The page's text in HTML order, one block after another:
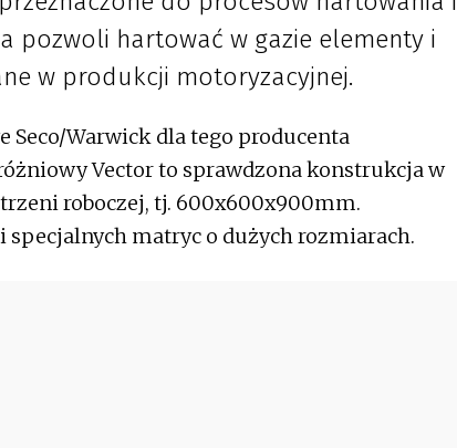
pozwoli hartować w gazie elementy i
w produkcji motoryzacyjnej.
Seco/Warwick dla tego producenta
Vector to sprawdzona konstrukcja w
roboczej, tj. 600x600x900mm.
specjalnych matryc o dużych rozmiarach.